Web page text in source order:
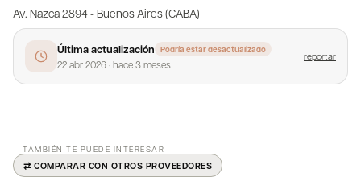
Av. Nazca 2894 - Buenos Aires (CABA)
Última actualización Podría estar desactualizado
22 abr 2026·hace 3 meses
reportar
— TAMBIÉN TE PUEDE INTERESAR
⇄ COMPARAR CON OTROS PROVEEDORES